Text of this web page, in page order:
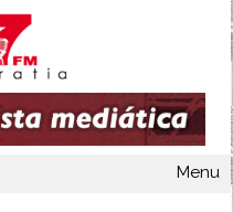
Menu